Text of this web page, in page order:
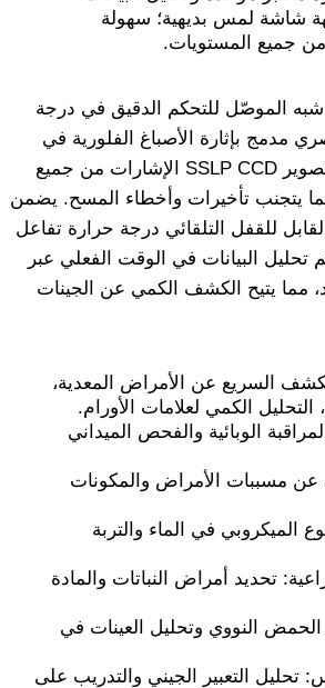
شاشة لمس بديهية؛ سهولة
جميع المستويات.
شبه الموصّل للتحكم الدقيق في درجة
مدمج بإثارة الأصباغ الفلورية في
العينات، بينما يلتقط التصوير SSLP CCD الإشارات من جميع
يتجنب تأخيرات وأخطاء المسح. يضمن
للقفل التلقائي درجة حرارة تفاعل
تحليل البيانات في الوقت الفعلي عبر
مما يتيح الكشف الكمي عن الجينات
السريع عن الأمراض المعدية،
الكمي لعلامات الأورام.
الوبائية والفحص الميداني
عن مسببات الأمراض والمكونات
الميكروبي في الماء والتربة
تحديد أمراض النباتات والمادة
الحمض النووي وتحليل العينات في
تحليل التعبير الجيني والتدريب على